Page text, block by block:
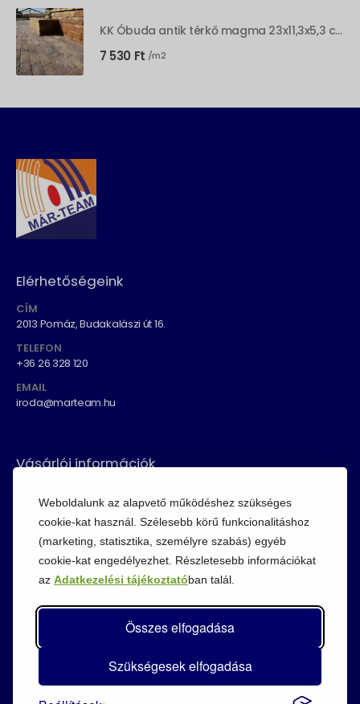
Weboldalunk az alapvető működéshez szükséges
cookie-kat használ. Szélesebb körű funkcionalitáshoz
(marketing, statisztika, személyre szabás) egyéb
cookie-kat engedélyezhet. Részletesebb információkat
az Adatkezelési tájékoztatóban talál.
Összes elfogadása
Szükségesek elfogadása
KK Óbuda antik térkő magma 23x11,3x5,3 cm
7 530 Ft /m2
Elérhetőségeink
CÍM
2013 Pomáz, Budakalászi út 16.
TELEFON
+36 26 328 120
EMAIL
iroda@marteam.hu
Vásárlói információk
Fizetési módok
Adatvédelem
Cookie szabályzat